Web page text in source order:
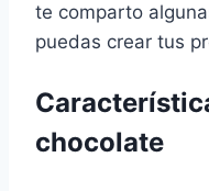
te comparto
puedas crear tus
chocolate